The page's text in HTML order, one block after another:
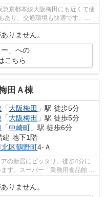
急京都本線大阪梅田にも近くて便
あり、交通環境も快適です。窓
りません。
ー」への
こちら
田Ａ棟
「大阪梅田 」駅 徒歩5分
「大阪梅田 」駅 徒歩5分
「中崎町 」駅 徒歩6分
建 地下1階
北区鶴野町4-Ａ
の新居にピッタリ。徒歩4分に
す。スーパー「業務用食品館 中
りません。